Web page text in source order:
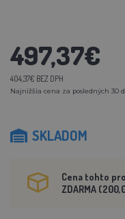
497,37€
404,37€ BEZ DPH
Najnižšia cena za posledných 30
SKLADOM
Cena tohto
ZDARMA